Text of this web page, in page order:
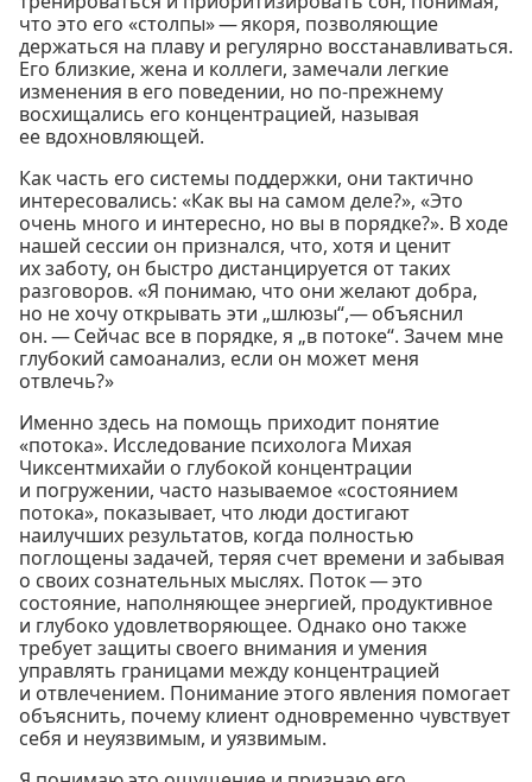
что это его «столпы» — якоря, позволяющие
держаться на плаву и регулярно восстанавливаться.
Его близкие, жена и коллеги, замечали легкие
изменения в его поведении, но по-прежнему
восхищались его концентрацией, называя
ее вдохновляющей.
Как часть его системы поддержки, они тактично
интересовались: «Как вы на самом деле?», «Это
очень много и интересно, но вы в порядке?». В ходе
нашей сессии он признался, что, хотя и ценит
их заботу, он быстро дистанцируется от таких
разговоров. «Я понимаю, что они желают добра,
но не хочу открывать эти „шлюзы“,— объяснил
он. — Сейчас все в порядке, я „в потоке“. Зачем мне
глубокий самоанализ, если он может меня
отвлечь?»
Именно здесь на помощь приходит понятие
«потока». Исследование психолога Михая
Чиксентмихайи о глубокой концентрации
и погружении, часто называемое «состоянием
потока», показывает, что люди достигают
наилучших результатов, когда полностью
поглощены задачей, теряя счет времени и забывая
о своих сознательных мыслях. Поток — это
состояние, наполняющее энергией, продуктивное
и глубоко удовлетворяющее. Однако оно также
требует защиты своего внимания и умения
управлять границами между концентрацией
и отвлечением. Понимание этого явления помогает
объяснить, почему клиент одновременно чувствует
себя и неуязвимым, и уязвимым.